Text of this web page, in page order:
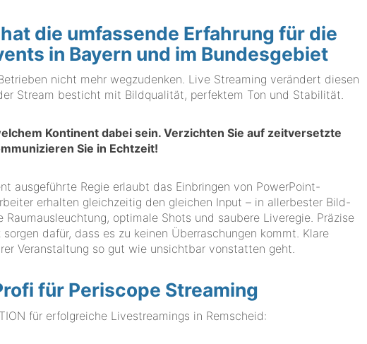
hat die umfassende Erfahrung für die
in Bayern und im Bundesgebiet
nicht mehr wegzudenken. Live Streaming verändert diesen
Stream besticht mit Bildqualität, perfektem Ton und Stabilität.
Kontinent dabei sein. Verzichten Sie auf zeitversetzte
Sie in Echtzeit!
ausgeführte Regie erlaubt das Einbringen von PowerPoint-
erhalten gleichzeitig den gleichen Input – in allerbester Bild-
optimale Shots und saubere Liveregie. Präzise
dafür, dass es zu keinen Überraschungen kommt. Klare
Veranstaltung so gut wie unsichtbar vonstatten geht.
für Periscope Streaming
für erfolgreiche Livestreamings in Remscheid: